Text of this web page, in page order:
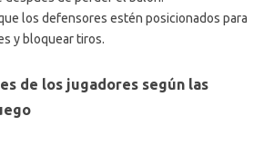
los defensores estén posicionados para
y bloquear tiros.
de los jugadores según las